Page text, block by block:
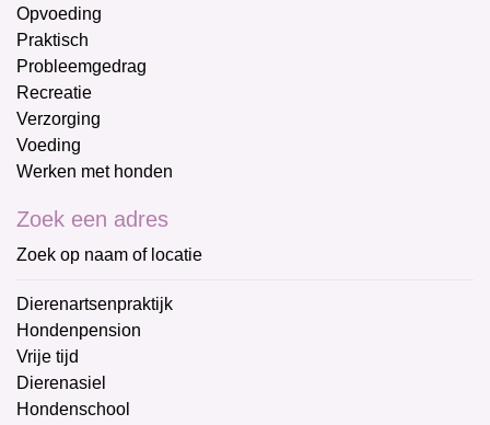
Opvoeding
Praktisch
Probleemgedrag
Recreatie
Verzorging
Voeding
Werken met honden
Zoek een adres
Zoek op naam of locatie
Dierenartsenpraktijk
Hondenpension
Vrije tijd
Dierenasiel
Hondenschool